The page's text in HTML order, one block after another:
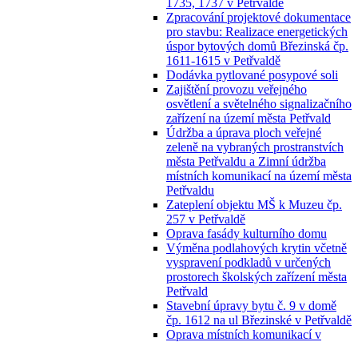
1735, 1737 v Petřvaldě
Zpracování projektové dokumentace
pro stavbu: Realizace energetických
úspor bytových domů Březinská čp.
1611-1615 v Petřvaldě
Dodávka pytlované posypové soli
Zajištění provozu veřejného
osvětlení a světelného signalizačního
zařízení na území města Petřvald
Údržba a úprava ploch veřejné
zeleně na vybraných prostranstvích
města Petřvaldu a Zimní údržba
místních komunikací na území města
Petřvaldu
Zateplení objektu MŠ k Muzeu čp.
257 v Petřvaldě
Oprava fasády kulturního domu
Výměna podlahových krytin včetně
vyspravení podkladů v určených
prostorech školských zařízení města
Petřvald
Stavební úpravy bytu č. 9 v domě
čp. 1612 na ul Březinské v Petřvaldě
Oprava místních komunikací v